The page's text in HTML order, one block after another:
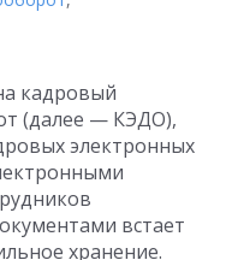
кадровый
(далее — КЭДО),
электронных
встает
хранение.